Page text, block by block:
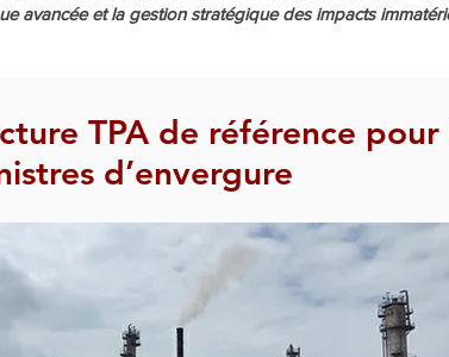
avancée et la gestion stratégique des impacts
TPA de référence
d’envergure